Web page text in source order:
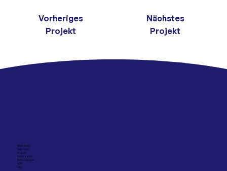
Vorheriges
Projekt
Nächstes
Projekt
Startseite
Über mich
Projekte
Impressum
Datenschutz
AGB
FAQ